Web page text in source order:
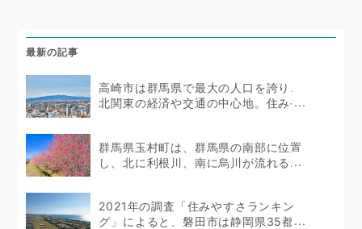
最新の記事
高崎市は群馬県で最大の人口を誇り、
北関東の経済や交通の中心地。住みや
群馬県玉村町は、群馬県の南部に位置
し、北に利根川、南に烏川が流れる...
2021年の調査「住みやすさランキン
グ」によると、磐田市は静岡県35都市